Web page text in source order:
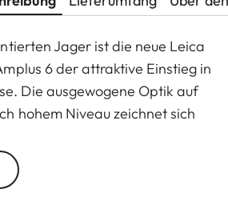
Jager ist die neue Leica
6 der attraktive Einstieg in
Die ausgewogene Optik auf
hohem Niveau zeichnet sich
Austrittspupille und das weite
Bauweise prädestiniert